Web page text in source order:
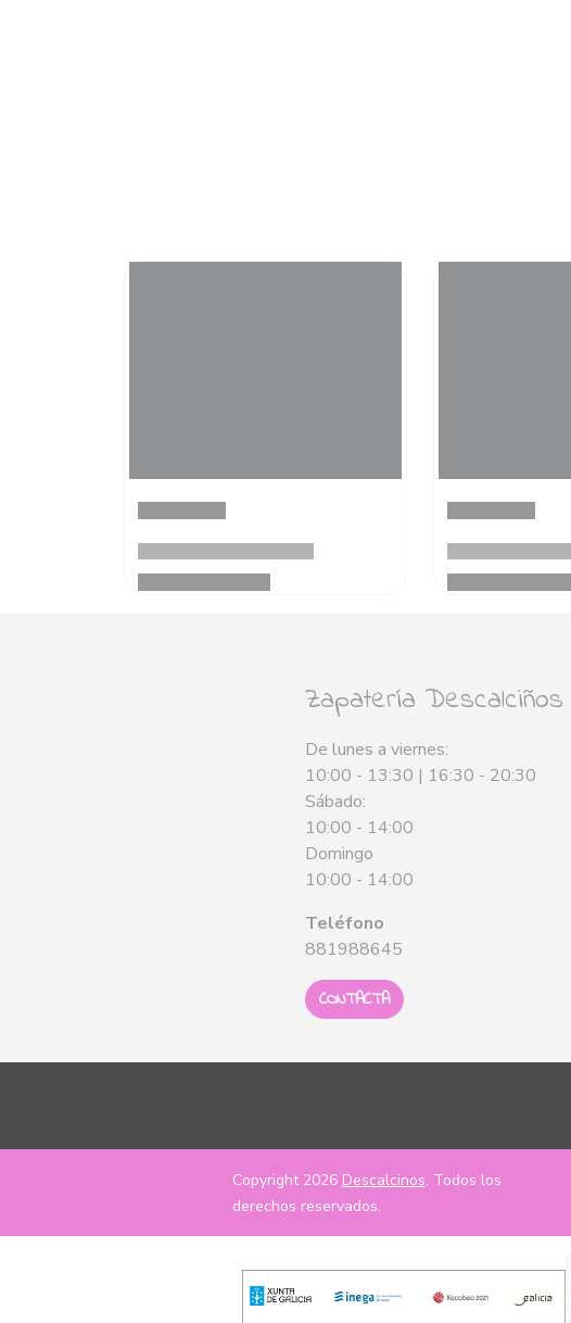
Zapatería
De lunes a viernes:
10:00 - 13:30 | 16:30 - 20:30
Sábado:
10:00 - 14:00
Domingo
10:00 - 14:00
Teléfono
881988645
CONTACTA
Copyright 2026 Descalcinos. Todos los
derechos reservados.